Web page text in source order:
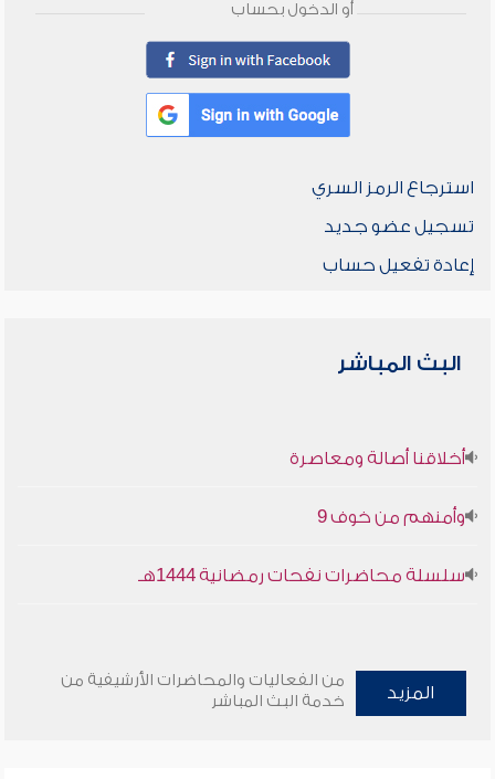
أو الدخول بحساب
استرجاع الرمز السري
تسجيل عضو جديد
إعادة تفعيل حساب
البث المباشر
أخلاقنا أصالة ومعاصرة
وأمنهم من خوف 9
سلسلة محاضرات نفحات رمضانية 1444هـ
المزيد
من الفعاليات والمحاضرات الأرشيفية من
خدمة البث المباشر